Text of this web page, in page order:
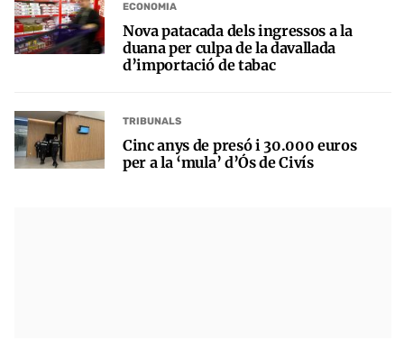
ECONOMIA
Nova patacada dels ingressos a la
duana per culpa de la davallada
d’importació de tabac
TRIBUNALS
Cinc anys de presó i 30.000 euros
per a la ‘mula’ d’Ós de Civís